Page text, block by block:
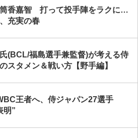
香嘉智 打って投手陣をラクに…
充実の春
(BCL/福島選手兼監督)が考える侍
スタメン＆戦い方【野手編】
王者へ、侍ジャパン27選手
明”